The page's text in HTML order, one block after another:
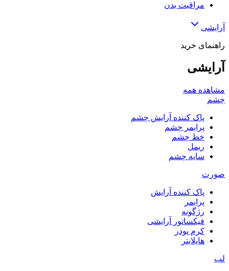
مراقبت بدن
آرایشی
راهنمای خرید
آرایشی
مشاهده همه
چشم
پاک کننده آرایش چشم
پرایمر چشم
خط چشم
ریمل
سایه چشم
صورت
پاک کننده آرایش
پرایمر
رژگونه
فیکساتور آرایشی
کرم پودر
هایلایتر
لب